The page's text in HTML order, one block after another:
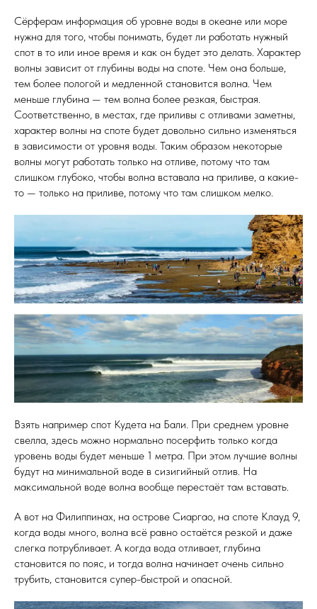
Сёрферам информация об уровне воды в океане или море
нужна для того, чтобы понимать, будет ли работать нужный
спот в то или иное время и как он будет это делать. Характер
волны зависит от глубины воды на споте. Чем она больше,
тем более пологой и медленной становится волна. Чем
меньше глубина — тем волна более резкая, быстрая.
Соответственно, в местах, где приливы с отливами заметны,
характер волны на споте будет довольно сильно изменяться
в зависимости от уровня воды. Таким образом некоторые
волны могут работать только на отливе, потому что там
слишком глубоко, чтобы волна вставала на приливе, а какие-
то — только на приливе, потому что там слишком мелко.
Взять например спот Кудета на Бали. При среднем уровне
свелла, здесь можно нормально посерфить только когда
уровень воды будет меньше 1 метра. При этом лучшие волны
будут на минимальной воде в сизигийный отлив. На
максимальной воде волна вообще перестаёт там вставать.
А вот на Филиппинах, на острове Сиаргао, на споте Клауд 9,
когда воды много, волна всё равно остаётся резкой и даже
слегка потрубливает. А когда вода отливает, глубина
становится по пояс, и тогда волна начинает очень сильно
трубить, становится супер-быстрой и опасной.